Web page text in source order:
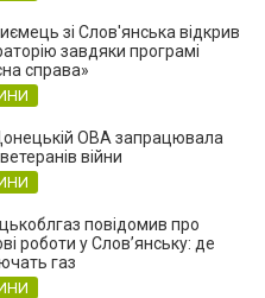
зі Слов'янська відкрив
завдяки програмі
справа»
ОВА запрацювала
війни
повідомив про
роботи у Слов’янську: де
газ